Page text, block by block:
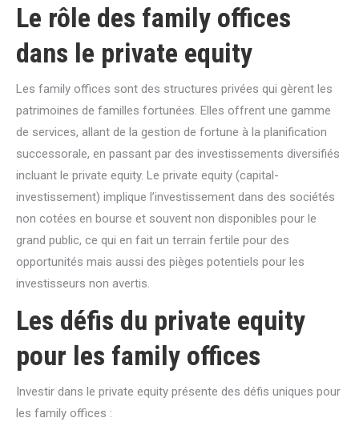
Le rôle des family offices
dans le private equity
Les family offices sont des structures privées qui gèrent les
patrimoines de familles fortunées. Elles offrent une gamme
de services, allant de la gestion de fortune à la planification
successorale, en passant par des investissements diversifiés
incluant le private equity. Le private equity (capital-
investissement) implique l’investissement dans des sociétés
non cotées en bourse et souvent non disponibles pour le
grand public, ce qui en fait un terrain fertile pour des
opportunités mais aussi des pièges potentiels pour les
investisseurs non avertis.
Les défis du private equity
pour les family offices
Investir dans le private equity présente des défis uniques pour
les family offices :